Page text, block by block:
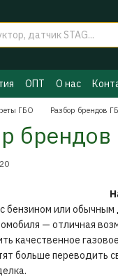
ОПТ О нас
Секреты ГБО
ГБО Разбор брендов
брендов
Н
бензином или обычным
— отличная
качественное
больше переводить